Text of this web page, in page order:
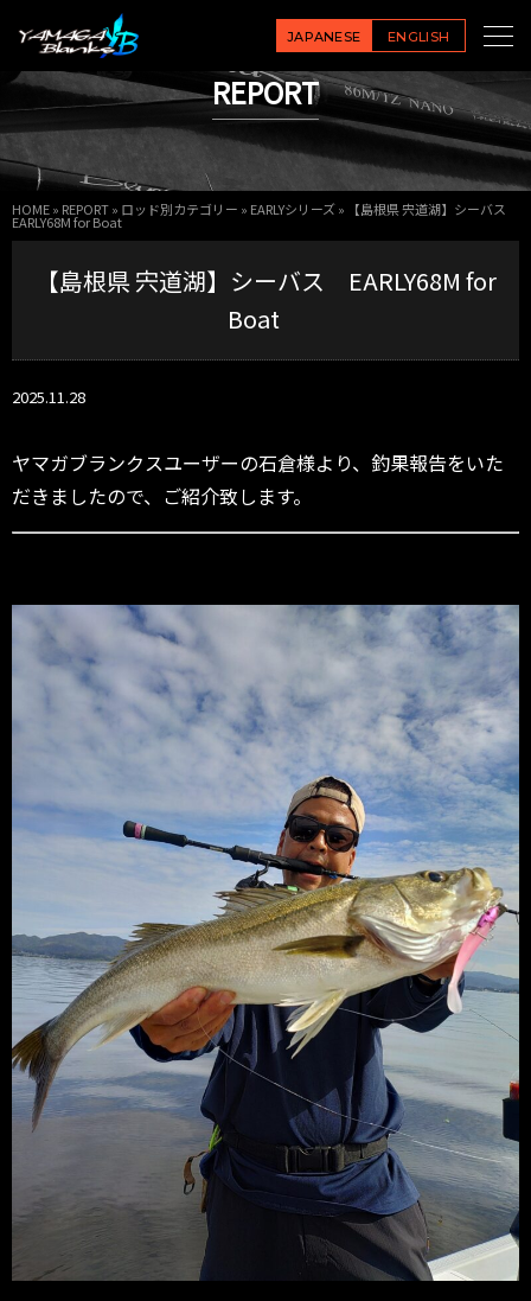
JAPANESE ENGLISH
REPORT
HOME» REPORT» ロッド別カテゴリー » EARLYシリーズ» 【島根県 宍道湖】シーバス
EARLY68M for Boat
【島根県 宍道湖】シーバス EARLY68M for
Boat
2025.11.28
ヤマガブランクスユーザーの石倉様より、釣果報告をいた
だきましたので、ご紹介致します。